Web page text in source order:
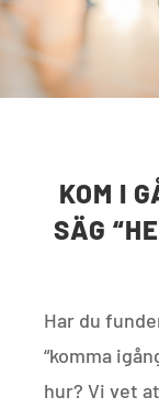
KOM I
SÄG
Har du
“komma
hur? Vi vet